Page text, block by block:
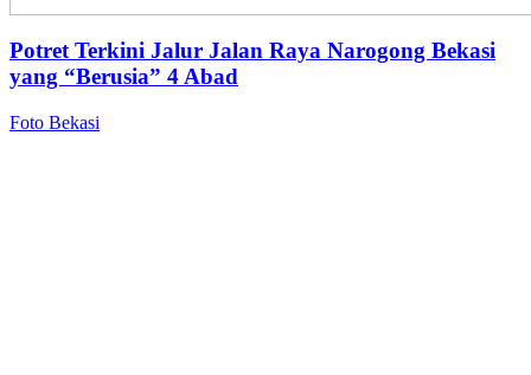
Potret Terkini Jalur Jalan Raya Narogong Bekasi
yang “Berusia” 4 Abad
Foto Bekasi